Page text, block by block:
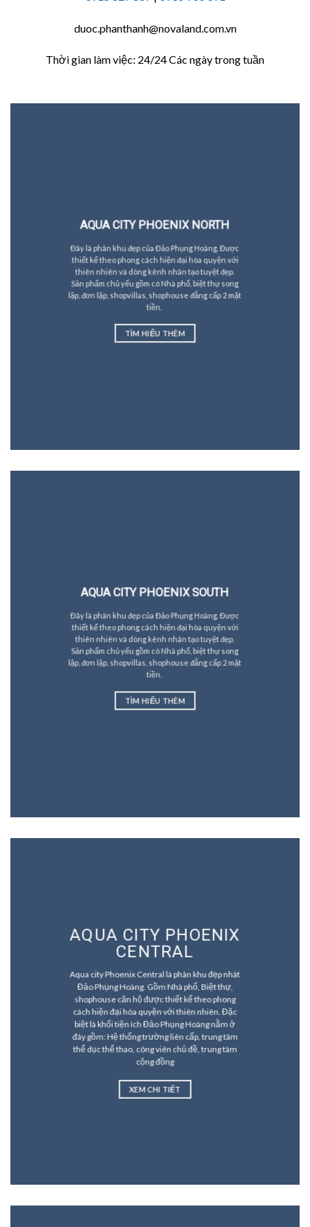
duoc.phanthanh@novaland.com.vn
Thời gian làm việc: 24/24 Các ngày trong tuần
AQUA CITY PHOENIX NORTH
Đây là phân khu đẹp của Đảo Phụng Hoàng. Được
thiết kế theo phong cách hiện đại hòa quyện với
thiên nhiên và dòng kênh nhân tạo tuyệt đẹp.
Sản phẩm chủ yếu gồm có Nhà phố, biệt thự song
lập, đơn lập, shopvillas, shophouse đẳng cấp 2 mặt
tiền.
TÌM HIỂU THÊM
AQUA CITY PHOENIX SOUTH
Đây là phân khu đẹp của Đảo Phụng Hoàng. Được
thiết kế theo phong cách hiện đại hòa quyện với
thiên nhiên và dòng kênh nhân tạo tuyệt đẹp.
Sản phẩm chủ yếu gồm có Nhà phố, biệt thự song
lập, đơn lập, shopvillas, shophouse đẳng cấp 2 mặt
tiền.
TÌM HIỂU THÊM
AQUA CITY PHOENIX
CENTRAL
Aqua city Phoenix Central là phân khu đẹp nhât
Đảo Phụng Hoàng. Gồm Nhà phố, Biệt thự,
shophouse căn hộ được thiết kế theo phong
cách hiện đại hòa quyện với thiên nhiên. Đặc
biệt là khối tiện ích Đảo Phụng Hoàng nằm ở
đây gồm: Hệ thống trường liên cấp, trung tâm
thể dục thể thao, công viên chủ đề, trung tâm
cộng đồng
XEM CHI TIẾT